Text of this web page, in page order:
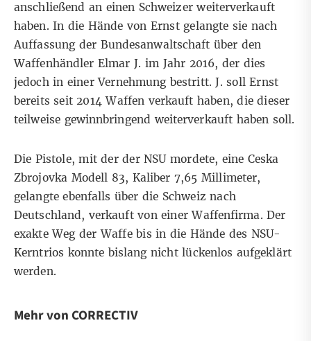
anschließend an einen Schweizer weiterverkauft
haben. In die Hände von Ernst gelangte sie nach
Auffassung der Bundesanwaltschaft über den
Waffenhändler Elmar J. im Jahr 2016, der dies
jedoch in einer Vernehmung bestritt. J. soll Ernst
bereits seit 2014 Waffen verkauft haben, die dieser
teilweise gewinnbringend weiterverkauft haben soll.
Die Pistole, mit der der NSU mordete, eine Ceska
Zbrojovka Modell 83, Kaliber 7,65 Millimeter,
gelangte ebenfalls über die Schweiz nach
Deutschland, verkauft von einer Waffenfirma. Der
exakte Weg der Waffe bis in die Hände des NSU-
Kerntrios konnte bislang nicht lückenlos aufgeklärt
werden.
Mehr von CORRECTIV